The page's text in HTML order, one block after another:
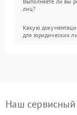
лиц?
Какую
для юридических
Наш